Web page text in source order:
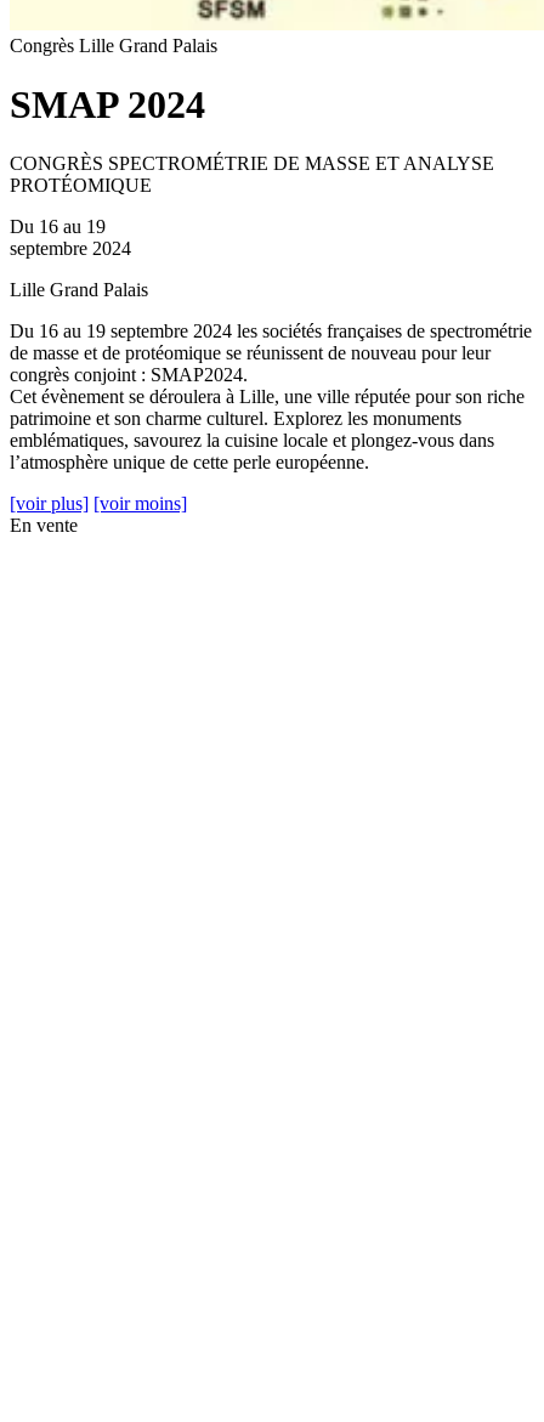
Congrès Lille Grand Palais
SMAP 2024
CONGRÈS SPECTROMÉTRIE DE MASSE ET ANALYSE
PROTÉOMIQUE
Du 16 au 19
septembre 2024
Lille Grand Palais
Du 16 au 19 septembre 2024 les sociétés françaises de spectrométrie
de masse et de protéomique se réunissent de nouveau pour leur
congrès conjoint : SMAP2024.
Cet évènement se déroulera à Lille, une ville réputée pour son riche
patrimoine et son charme culturel. Explorez les monuments
emblématiques, savourez la cuisine locale et plongez-vous dans
l’atmosphère unique de cette perle européenne.
[voir plus] [voir moins]
En vente